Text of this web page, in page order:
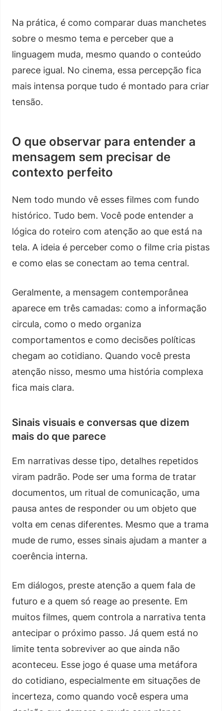
Na prática, é como comparar duas manchetes
sobre o mesmo tema e perceber que a
linguagem muda, mesmo quando o conteúdo
parece igual. No cinema, essa percepção fica
mais intensa porque tudo é montado para criar
tensão.
O que observar para entender a
mensagem sem precisar de
contexto perfeito
Nem todo mundo vê esses filmes com fundo
histórico. Tudo bem. Você pode entender a
lógica do roteiro com atenção ao que está na
tela. A ideia é perceber como o filme cria pistas
e como elas se conectam ao tema central.
Geralmente, a mensagem contemporânea
aparece em três camadas: como a informação
circula, como o medo organiza
comportamentos e como decisões políticas
chegam ao cotidiano. Quando você presta
atenção nisso, mesmo uma história complexa
fica mais clara.
Sinais visuais e conversas que dizem
mais do que parece
Em narrativas desse tipo, detalhes repetidos
viram padrão. Pode ser uma forma de tratar
documentos, um ritual de comunicação, uma
pausa antes de responder ou um objeto que
volta em cenas diferentes. Mesmo que a trama
mude de rumo, esses sinais ajudam a manter a
coerência interna.
Em diálogos, preste atenção a quem fala de
futuro e a quem só reage ao presente. Em
muitos filmes, quem controla a narrativa tenta
antecipar o próximo passo. Já quem está no
limite tenta sobreviver ao que ainda não
aconteceu. Esse jogo é quase uma metáfora
do cotidiano, especialmente em situações de
incerteza, como quando você espera uma